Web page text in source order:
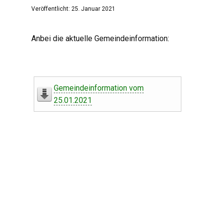
Veröffentlicht: 25. Januar 2021
Anbei die aktuelle Gemeindeinformation:
Gemeindeinformation vom
25.01.2021